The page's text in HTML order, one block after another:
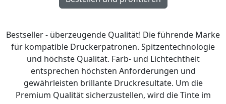
Bestseller - überzeugende Qualität! Die führende Marke
für kompatible Druckerpatronen. Spitzentechnologie
und höchste Qualität. Farb- und Lichtechtheit
entsprechen höchsten Anforderungen und
gewährleisten brillante Druckresultate. Um die
Premium Qualität sicherzustellen, wird die Tinte im